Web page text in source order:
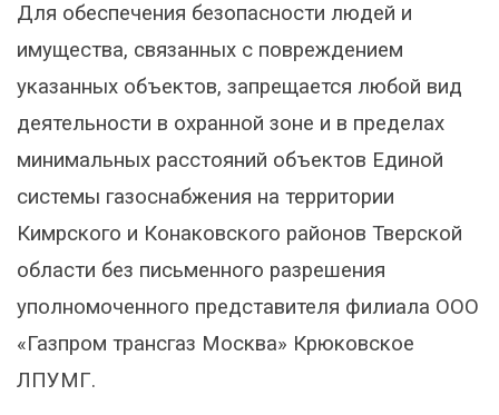
Для обеспечения безопасности людей и
имущества, связанных с повреждением
указанных объектов, запрещается любой вид
деятельности в охранной зоне и в пределах
минимальных расстояний объектов Единой
системы газоснабжения на территории
Кимрского и Конаковского районов Тверской
области без письменного разрешения
уполномоченного представителя филиала ООО
«Газпром трансгаз Москва» Крюковское
ЛПУМГ.